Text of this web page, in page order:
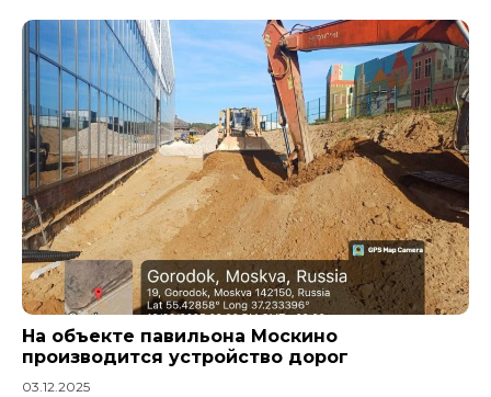
На объекте павильона Москино
производится устройство дорог
03.12.2025